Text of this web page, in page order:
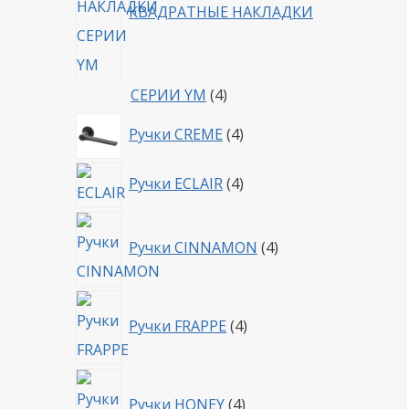
КВАДРАТНЫЕ НАКЛАДКИ
СЕРИИ YM 44
Ручки CREME 44
Ручки ECLAIR 44
Ручки CINNAMON 4товара
Ручки FRAPPE 4товара
Ручки HONEY 4